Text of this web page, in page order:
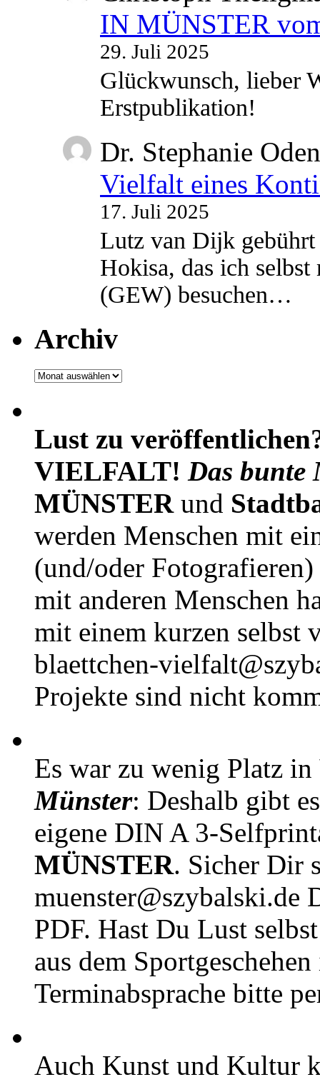
IN MÜNSTER
29. Juli 2025
Glückwunsch, lieber
Erstpublikation!
Dr. Stephanie
Vielfalt eines
17. Juli 2025
Lutz van Dijk
Hokisa, das ich
(GEW) besuchen…
Archiv
Archiv
Lust zu
VIELFALT! Das bunte
MÜNSTERund
werden Menschen mit
(und/oder
mit anderen Menschen
mit einem kurzen selbst
blaettchen-
Projekte sind nicht
Es war zu wenig Platz in
Münster: Deshalb gibt
eigene DIN A 3-
MÜNSTER. Sicher Dir
muenster@szybalski.de
PDF. Hast Du Lust
aus dem
Terminabsprache bitte
Auch Kunst und Kultur